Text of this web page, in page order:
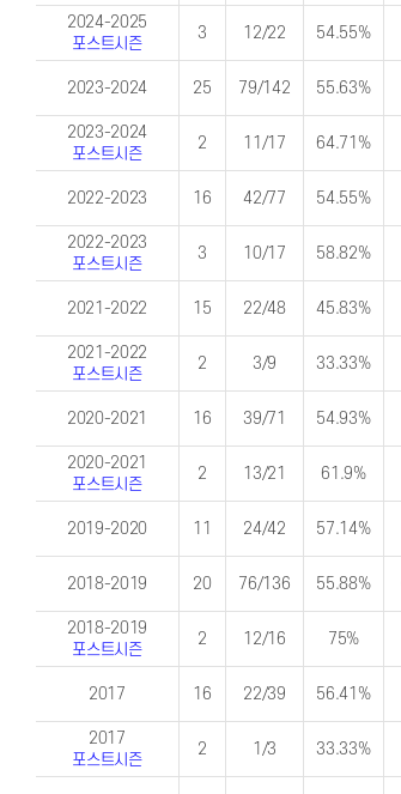
(시
2024-2025
포스트시즌
2023-2024
2023-2024
포스트시즌
2022-2023
2022-2023
포스트시즌
2021-2022
2021-2022
포스트시즌
2020-2021
2020-2021
포스트시즌
2019-2020
2018-2019
2018-2019
포스트시즌
2017
2017
포스트시즌
(기
3 12/22 54.55%
25 79/142 55.63%
2 11/17 64.71%
16 42/77 54.55%
3 10/17 58.82%
15 22/48 45.83%
2 3/9 33.33%
16 39/71 54.93%
2 13/21 61.9%
11 24/42 57.14%
20 76/136 55.88%
2 12/16 75%
16 22/39 56.41%
2 1/3 33.33%